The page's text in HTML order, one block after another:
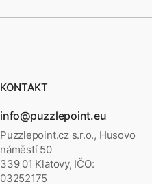
KONTAKT
info@puzzlepoint.eu
Puzzlepoint.cz s.r.o., Husovo
náměstí 50
339 01 Klatovy, IČO:
03252175